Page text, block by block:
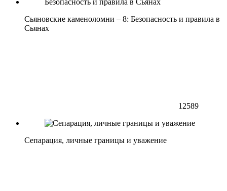
Сьяновские каменоломни – 8: Безопасность и правила в
Сьянах
12589
Сепарация, личные границы и уважение